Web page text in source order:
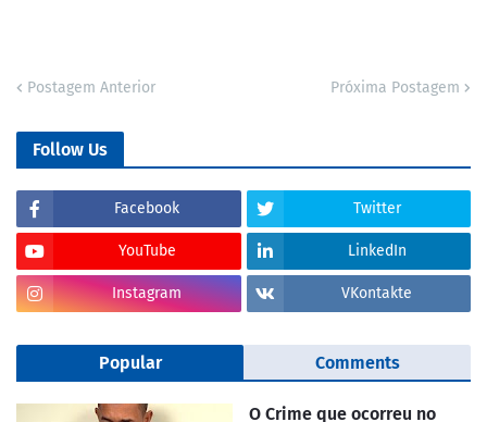
Postagem Anterior Próxima Postagem
Follow Us
Facebook Twitter
YouTube LinkedIn
Instagram VKontakte
Popular Comments
O Crime que ocorreu no